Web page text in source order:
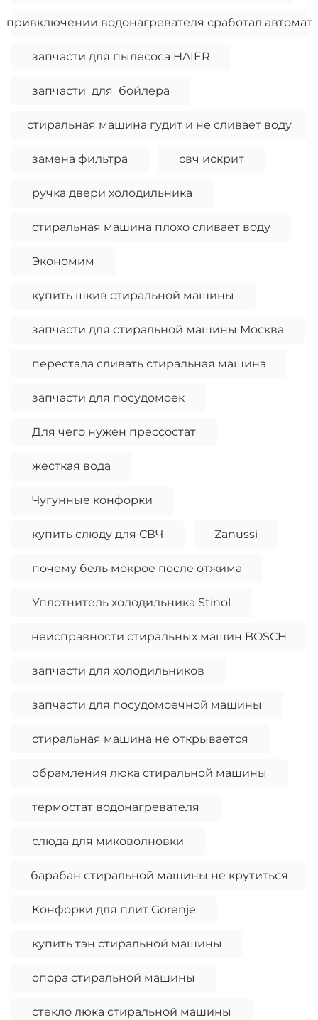
привключении водонагревателя сработал автомат
запчасти для пылесоса HAIER
запчасти_для_бойлера
стиральная машина гудит и не сливает воду
замена фильтра свч искрит
ручка двери холодильника
стиральная машина плохо сливает воду
Экономим
купить шкив стиральной машины
запчасти для стиральной машины Москва
перестала сливать стиральная машина
запчасти для посудомоек
Для чего нужен прессостат
жесткая вода
Чугунные конфорки
купить слюду для СВЧ Zanussi
почему бель мокрое после отжима
Уплотнитель холодильника Stinol
неисправности стиральных машин BOSCH
запчасти для холодильников
запчасти для посудомоечной машины
стиральная машина не открывается
обрамления люка стиральной машины
термостат водонагревателя
слюда для миковолновки
барабан стиральной машины не крутиться
Конфорки для плит Gorenje
купить тэн стиральной машины
опора стиральной машины
стекло люка стиральной машины